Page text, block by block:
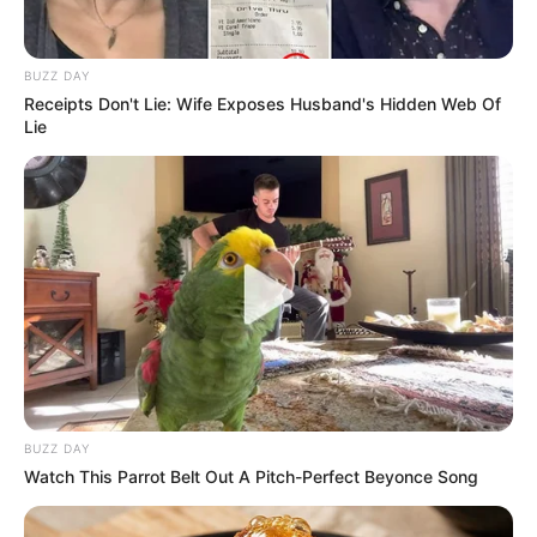
BUZZ DAY
Receipts Don't Lie: Wife Exposes Husband's Hidden Web Of
Lie
BUZZ DAY
Watch This Parrot Belt Out A Pitch-Perfect Beyonce Song